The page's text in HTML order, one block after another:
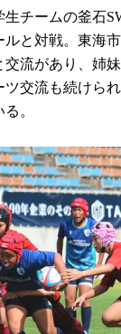
チームの釜石
と対戦。東海
流があり、姉妹
ツ交流も続けら
。